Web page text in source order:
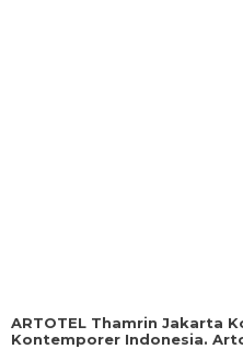
ARTOTEL Thamrin Jakarta
Kontemporer Indonesia.